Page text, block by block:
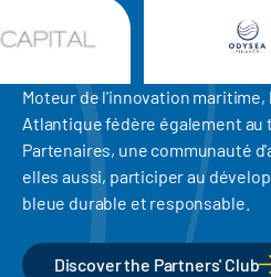
Moteur de l'innovation maritime,
Atlantique fédère également au
Partenaires, une communauté
elles aussi, participer au
bleue durable et responsable.
Discover the Partners' Club